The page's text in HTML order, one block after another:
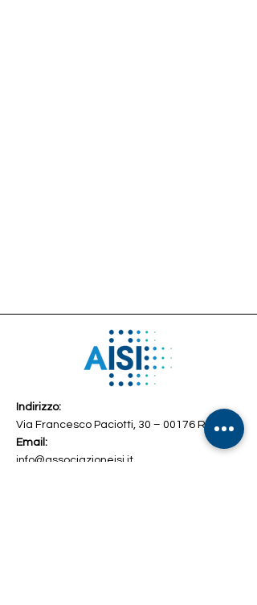
Indirizzo:
Via Francesco Paciotti, 30 – 00176 Roma
Email:
info@associazioneisi.it